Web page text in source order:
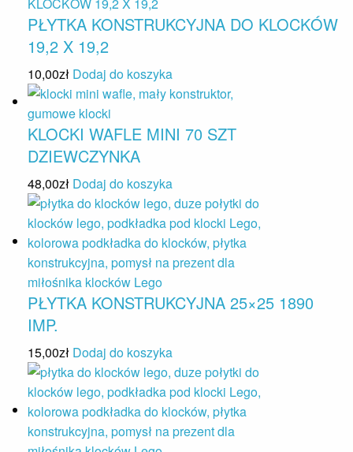
PŁYTKA KONSTRUKCYJNA DO KLOCKÓW
19,2 X 19,2
10,00zł Dodaj do koszyka
KLOCKI WAFLE MINI 70 SZT
DZIEWCZYNKA
48,00zł Dodaj do koszyka
PŁYTKA KONSTRUKCYJNA 25×25 1890
IMP.
15,00zł Dodaj do koszyka